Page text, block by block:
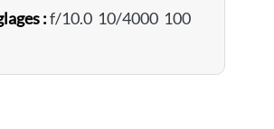
:f/10.0 10/4000 100